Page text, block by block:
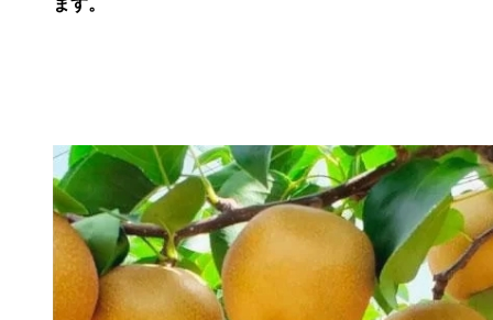
ます。